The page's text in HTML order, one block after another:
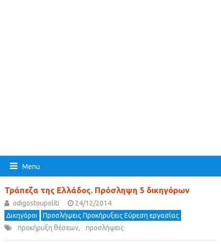
Menu
Τράπεζα της Ελλάδος. Πρόσληψη 5 δικηγόρων
odigostoupoliti
24/12/2014
Δικηγόροι
Προσλήψεις Προκήρυξεις Εύρεση εργασίας
προκήρυξη θέσεων, προσλήψεις